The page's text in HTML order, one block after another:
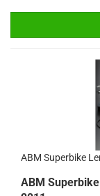
ABM Superbike
ABM